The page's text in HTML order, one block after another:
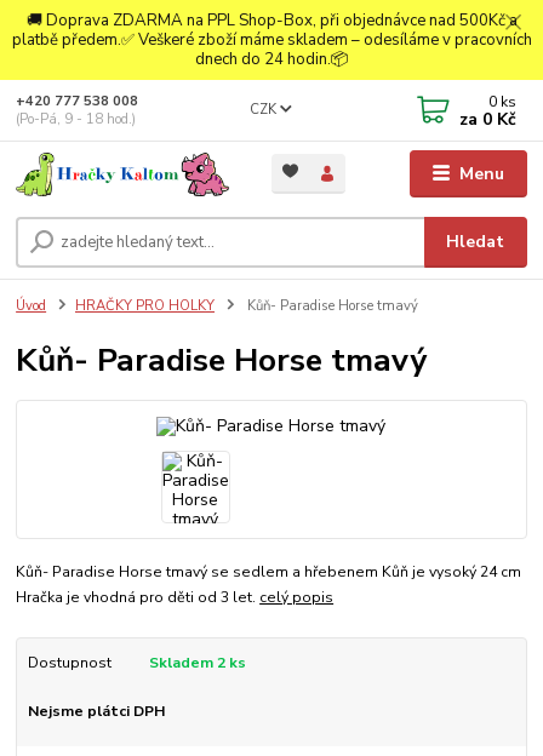
🚚 Doprava ZDARMA na PPL Shop-Box, při objednávce nad 500Kč a
platbě předem.✅ Veškeré zboží máme skladem – odesíláme v pracovních
dnech do 24 hodin.📦
Menu
CZK
Hledat
+420 777 538 008
(Po-Pá, 9 - 18 hod.)
0 ks
za 0 Kč
Úvod HRAČKY PRO HOLKY Kůň- Paradise Horse tmavý
Kůň- Paradise Horse tmavý
Kůň- Paradise Horse tmavý se sedlem a hřebenem Kůň je vysoký 24 cm
Hračka je vhodná pro děti od 3 let. celý popis
Dostupnost Skladem 2 ks
Nejsme plátci DPH